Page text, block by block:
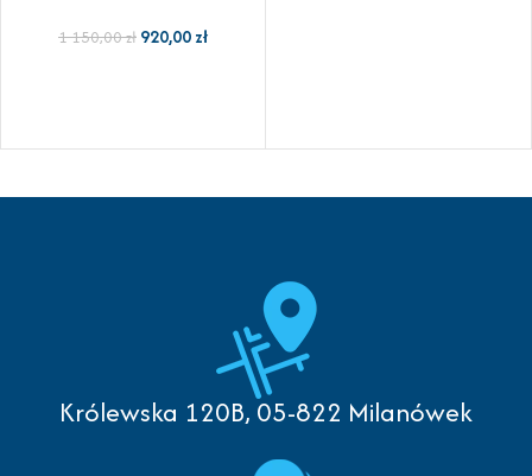
1 150,00zł 920,00zł
Królewska 120B, 05-822 Milanówek